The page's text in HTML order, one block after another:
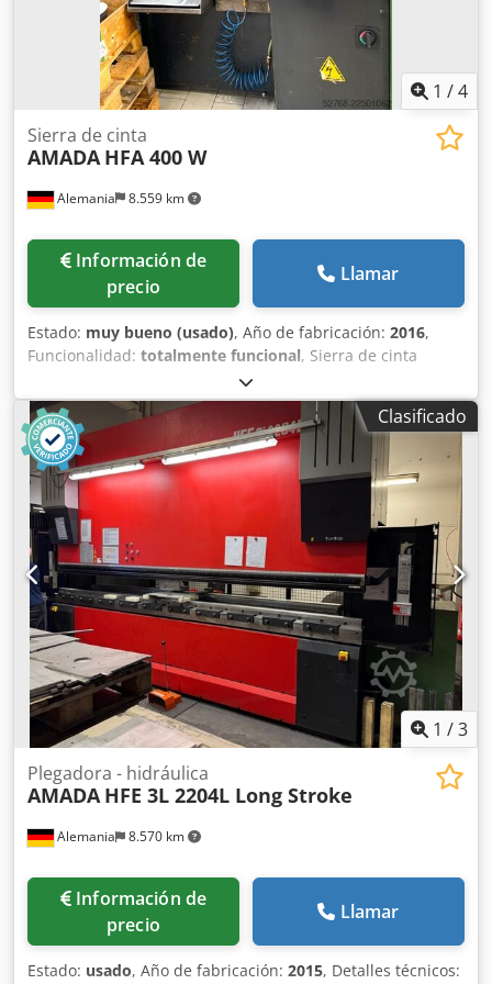
Frecuencia de carrera: 1000 carreras/min • Peso de la
máquina: aprox. 21 000 kg
1 /4
Alemania 8.559 km
Sierra de cinta
AMADA HFA 400 W
Información de
precio
Llamar
Estado: muy bueno (usado), Año de fabricación: 2016,
Funcionalidad: totalmente funcional, Sierra de cinta
automática AMADA HFA 400 W (Año de fabricación: 2016)
Capacidad de corte: Dkjdpfxszrz Ahe Aixor Diámetro,
piezas redondas: 420 mm Sección cuadrada: 400 x 400 mm
Avance: 5 - 470 mm Avance múltiple: hasta 9999 mm
Transportador de virutas Potencia del motor: 5,5 kW
Velocidad de la hoja de sierra: 15 - 90 m/min, regulable de
forma continua Contador de piezas Peso: 2200 kg *La
sierra se encuentra en muy buen estado y es totalmente
funcional.*
Clasificado
1 /3
Alemania 8.570 km
Plegadora - hidráulica
AMADA HFE 3L 2204L Long Stroke
Información de
precio
Llamar
Estado: usado, Año de fabricación: 2015, Detalles técnicos: